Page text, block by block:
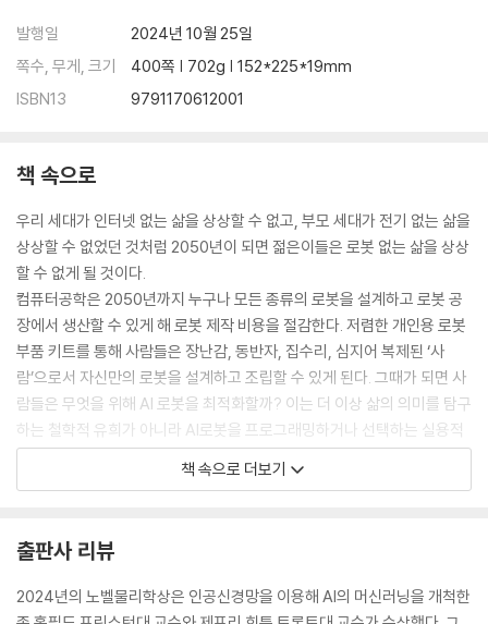
발행일
2024년 10월 25일
쪽수, 무게, 크기
400쪽 | 702g | 152*225*19mm
ISBN13
9791170612001
책 속으로
우리 세대가 인터넷 없는 삶을 상상할 수 없고, 부모 세대가 전기 없는 삶을
상상할 수 없었던 것처럼 2050년이 되면 젊은이들은 로봇 없는 삶을 상상
할 수 없게 될 것이다.
컴퓨터공학은 2050년까지 누구나 모든 종류의 로봇을 설계하고 로봇 공
장에서 생산할 수 있게 해 로봇 제작 비용을 절감한다. 저렴한 개인용 로봇
부품 키트를 통해 사람들은 장난감, 동반자, 집수리, 심지어 복제된 ‘사
람’으로서 자신만의 로봇을 설계하고 조립할 수 있게 된다. 그때가 되면 사
람들은 무엇을 위해 AI 로봇을 최적화할까? 이는 더 이상 삶의 의미를 탐구
하는 철학적 유희가 아니라 AI로봇을 프로그래밍하거나 선택하는 실용적
인 질문이다. 2050년 로봇과 함께 사는 것은 지금 스마트폰과 함께 사는
이미 배출되어 대기 중에 있는 이산화탄소로 인한 기후변화는 인류가 탄소
배출량을 얼마나 적극적으로 줄이는지와 관계없이 2050년 세계 GDP를
약 38조 달러, 또는 20조 달러로 축소할 것이라고 전문가들이 말했다. 20
책 속으로 더보기
출판사 리뷰
2024년의 노벨물리학상은 인공신경망을 이용해 AI의 머신러닝을 개척한